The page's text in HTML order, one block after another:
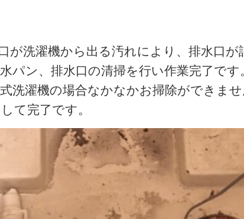
が洗濯機から出る汚れにより、排水口が
パン、排水口の清掃を行い作業完了です
洗濯機の場合なかなかお掃除ができませ
て完了です。